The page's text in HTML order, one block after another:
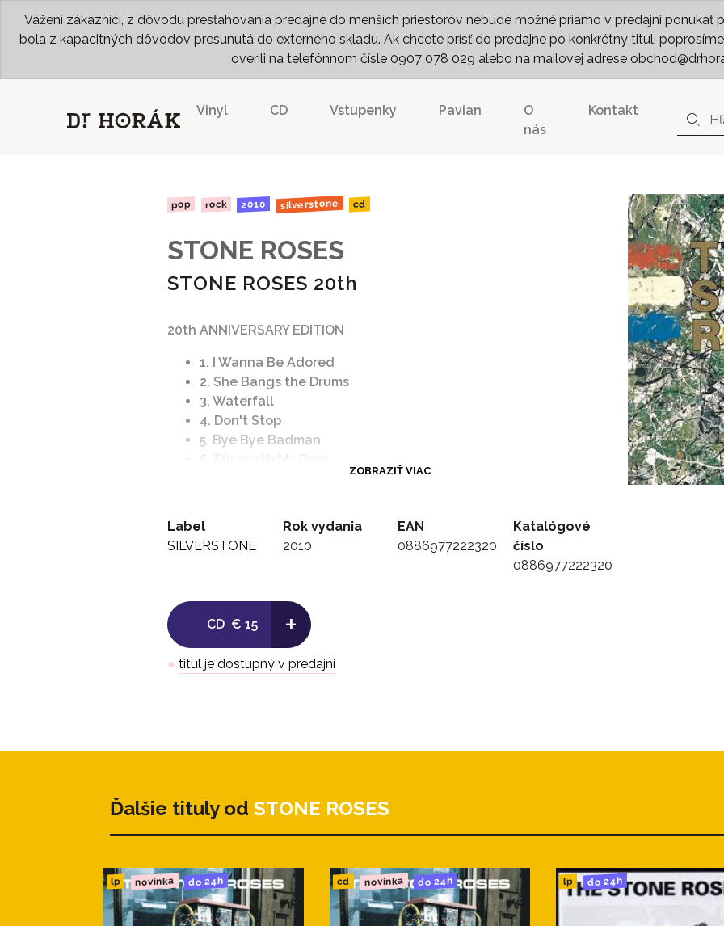
Vážení zákazníci, z dôvodu presťahovania predajne do menších priestorov nebude možné priamo v predajni
bola z kapacitných dôvodov presunutá do externého skladu. Ak chcete prísť do predajne po konkrétny titul,
overili na telefónnom čísle 0907 078 029 alebo na mailovej adrese
Vinyl CD Vstupenky Pavian
O
nás
Kontakt
pop rock 2010 silverstone cd
STONE ROSES
STONE ROSES 20th
20th ANNIVERSARY EDITION
1. I Wanna Be Adored
2. She Bangs the Drums
3. Waterfall
4. Don't Stop
5. Bye Bye Badman
7. (Song For My) Sugar Spun Sister
ZOBRAZIŤ VIAC
Label
SILVERSTONE
Rok vydania
2010
EAN
0886977222320
Katalógové
číslo
0886977222320
CD € 15 +
● titul je dostupný v predajni
Ďalšie tituly od STONE ROSES
lp novinka do 24h cd novinka do 24h lp do 24h